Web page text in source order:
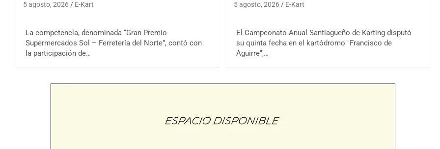
5 agosto, 2026 E-Kart
La competencia, denominada “Gran Premio
Supermercados Sol – Ferretería del Norte”, contó con
la participación de…
5 agosto, 2026 E-Kart
El Campeonato Anual Santiagueño de Karting disputó
su quinta fecha en el kartódromo "Francisco de
Aguirre",…